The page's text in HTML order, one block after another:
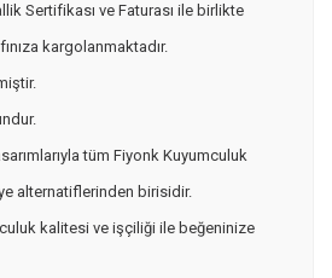
Sertifikası ve Faturası ile birlikte
kargolanmaktadır.
tüm Fiyonk Kuyumculuk
alternatiflerinden birisidir.
kalitesi ve işçiliği ile beğeninize